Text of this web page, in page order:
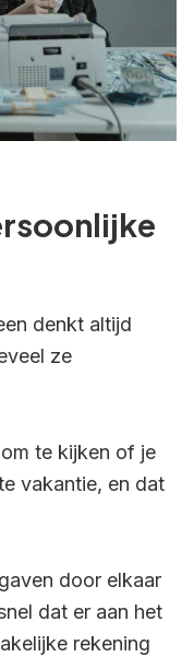
denkt altijd
ze
te kijken of je
vakantie, en dat
door elkaar
dat er aan het
rekening